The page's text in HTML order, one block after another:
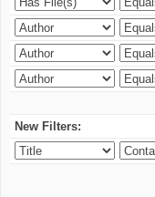
New Filters: